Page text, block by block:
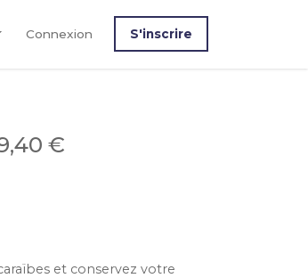
Connexion S'inscrire
€
et conservez votre